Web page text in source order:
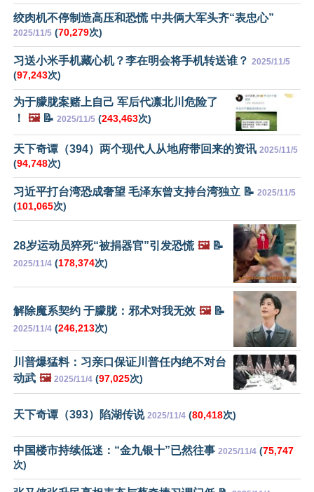
绞肉机不停制造高压和恐慌 中共俩大军头齐“表忠心”
2025/11/5 (70,279次)
习送小米手机藏心机？李在明会将手机转送谁？ 2025/11/5
(97,243次)
为于朦胧案赌上自己 军后代凛北川危险了
！
🖼️📝 2025/11/5 (243,463次)
天下奇谭（394）两个现代人从地府带回来的资讯 2025/11/5
(94,748次)
习近平打台湾恐成奢望 毛泽东曾支持台湾独立 📝 2025/11/5
(101,065次)
28岁运动员猝死“被捐器官”引发恐慌 🖼️📝
2025/11/4 (178,374次)
解除魔系契约 于朦胧：邪术对我无效 🖼️📝
2025/11/4 (246,213次)
川普爆猛料：习亲口保证川普任内绝不对台
动武 🖼️ 2025/11/4 (97,025次)
天下奇谭（393）陷湖传说 2025/11/4 (80,418次)
中国楼市持续低迷：“金九银十”已然往事 2025/11/4 (75,747
次)